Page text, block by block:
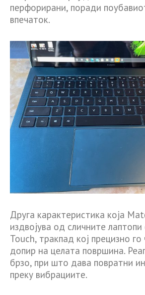
перфорирани, поради
впечаток.
Друга карактеристика која
издвојува од сличните
Touch, тракпад кој прецизно го
допир на целата површина.
брзо, при што дава повратни
преку вибрациите.